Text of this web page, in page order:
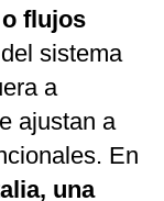
flujos
sistema
a
ajustan a
En
una